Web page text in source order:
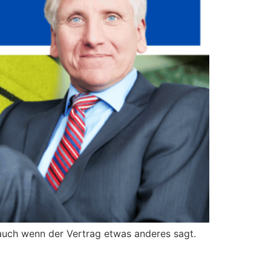
wenn der Vertrag etwas anderes sagt.